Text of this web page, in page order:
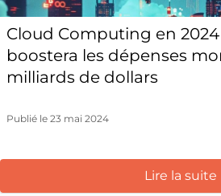
Cloud Computing en 2024
boostera les dépenses
milliards de dollars
Publié le 23 mai 2024
Lire la suite